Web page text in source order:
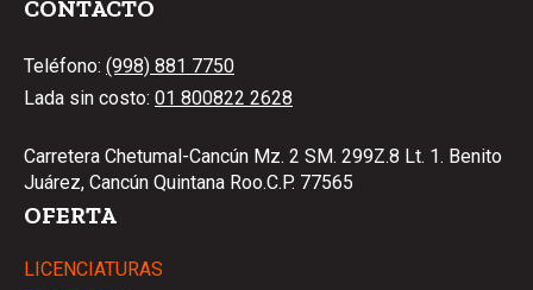
CONTACTO
Teléfono: (998) 881 7750
Lada sin costo: 01 800822 2628
Carretera Chetumal-Cancún Mz. 2 SM. 299Z.8 Lt. 1. Benito
Juárez, Cancún Quintana Roo.C.P. 77565
OFERTA
LICENCIATURAS